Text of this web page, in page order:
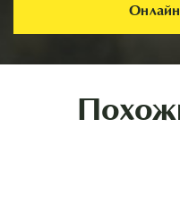
Онлайн